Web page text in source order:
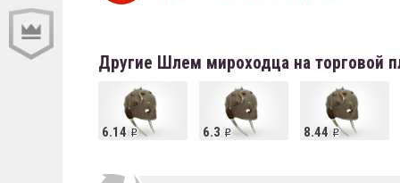
Другие Шлем мироходца на торговой
6.14 6.3 8.44